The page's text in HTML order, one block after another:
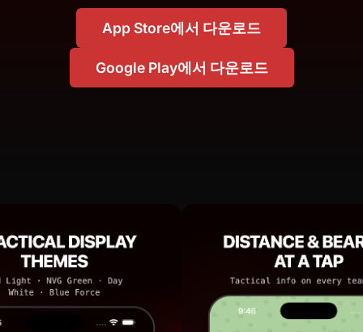
App Store에서 다운로드
Google Play에서 다운로드